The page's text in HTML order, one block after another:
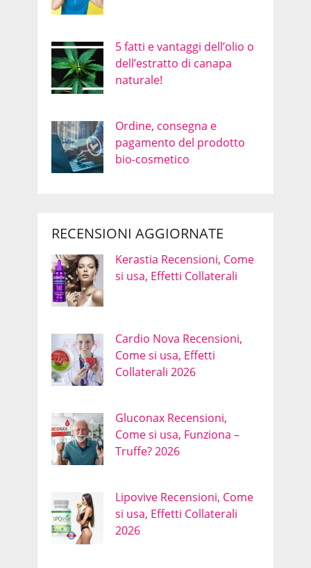
5 fatti e vantaggi dell’olio o
dell’estratto di canapa
naturale!
Ordine, consegna e
pagamento del prodotto
bio-cosmetico
RECENSIONI AGGIORNATE
Kerastia Recensioni, Come
si usa, Effetti Collaterali
Cardio Nova Recensioni,
Come si usa, Effetti
Collaterali 2026
Gluconax Recensioni,
Come si usa, Funziona –
Truffe? 2026
Lipovive Recensioni, Come
si usa, Effetti Collaterali
2026